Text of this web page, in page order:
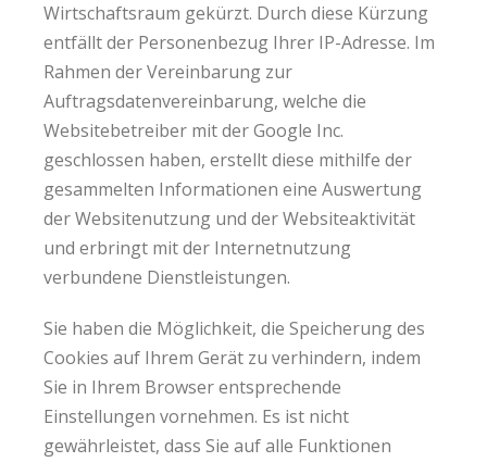
Wirtschaftsraum gekürzt. Durch diese Kürzung
entfällt der Personenbezug Ihrer IP-Adresse. Im
Rahmen der Vereinbarung zur
Auftragsdatenvereinbarung, welche die
Websitebetreiber mit der Google Inc.
geschlossen haben, erstellt diese mithilfe der
gesammelten Informationen eine Auswertung
der Websitenutzung und der Websiteaktivität
und erbringt mit der Internetnutzung
verbundene Dienstleistungen.
Sie haben die Möglichkeit, die Speicherung des
Cookies auf Ihrem Gerät zu verhindern, indem
Sie in Ihrem Browser entsprechende
Einstellungen vornehmen. Es ist nicht
gewährleistet, dass Sie auf alle Funktionen